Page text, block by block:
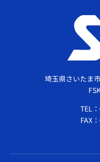
埼玉県さいたま
TEL
FAX